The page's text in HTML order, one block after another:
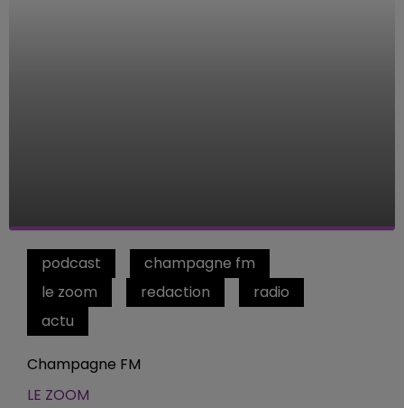
podcast
champagne fm
le zoom
redaction
radio
actu
Champagne FM
LE ZOOM